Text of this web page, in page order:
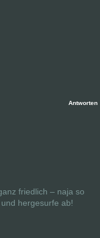
Antworten
friedlich – naja so
hergesurfe ab!